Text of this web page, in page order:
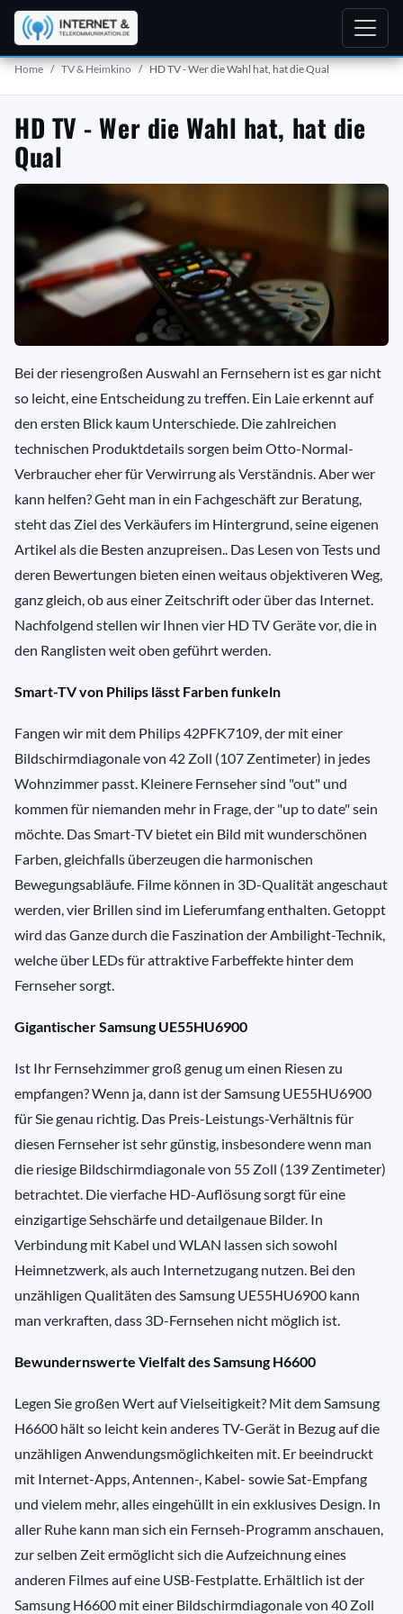
Home TV & Heimkino HD TV - Wer die Wahl hat, hat die Qual
HD TV - Wer die Wahl hat, hat die
Qual
Bei der riesengroßen Auswahl an Fernsehern ist es gar nicht
so leicht, eine Entscheidung zu treffen. Ein Laie erkennt auf
den ersten Blick kaum Unterschiede. Die zahlreichen
technischen Produktdetails sorgen beim Otto-Normal-
Verbraucher eher für Verwirrung als Verständnis. Aber wer
kann helfen? Geht man in ein Fachgeschäft zur Beratung,
steht das Ziel des Verkäufers im Hintergrund, seine eigenen
Artikel als die Besten anzupreisen.. Das Lesen von Tests und
deren Bewertungen bieten einen weitaus objektiveren Weg,
ganz gleich, ob aus einer Zeitschrift oder über das Internet.
Nachfolgend stellen wir Ihnen vier HD TV Geräte vor, die in
den Ranglisten weit oben geführt werden.
Smart-TV von Philips lässt Farben funkeln
Fangen wir mit dem Philips 42PFK7109, der mit einer
Bildschirmdiagonale von 42 Zoll (107 Zentimeter) in jedes
Wohnzimmer passt. Kleinere Fernseher sind "out" und
kommen für niemanden mehr in Frage, der "up to date" sein
möchte. Das Smart-TV bietet ein Bild mit wunderschönen
Farben, gleichfalls überzeugen die harmonischen
Bewegungsabläufe. Filme können in 3D-Qualität angeschaut
werden, vier Brillen sind im Lieferumfang enthalten. Getoppt
wird das Ganze durch die Faszination der Ambilight-Technik,
welche über LEDs für attraktive Farbeffekte hinter dem
Fernseher sorgt.
Gigantischer Samsung UE55HU6900
Ist Ihr Fernsehzimmer groß genug um einen Riesen zu
empfangen? Wenn ja, dann ist der Samsung UE55HU6900
für Sie genau richtig. Das Preis-Leistungs-Verhältnis für
diesen Fernseher ist sehr günstig, insbesondere wenn man
die riesige Bildschirmdiagonale von 55 Zoll (139 Zentimeter)
betrachtet. Die vierfache HD-Auflösung sorgt für eine
einzigartige Sehschärfe und detailgenaue Bilder. In
Verbindung mit Kabel und WLAN lassen sich sowohl
Heimnetzwerk, als auch Internetzugang nutzen. Bei den
unzähligen Qualitäten des Samsung UE55HU6900 kann
man verkraften, dass 3D-Fernsehen nicht möglich ist.
Bewundernswerte Vielfalt des Samsung H6600
Legen Sie großen Wert auf Vielseitigkeit? Mit dem Samsung
H6600 hält so leicht kein anderes TV-Gerät in Bezug auf die
unzähligen Anwendungsmöglichkeiten mit. Er beeindruckt
mit Internet-Apps, Antennen-, Kabel- sowie Sat-Empfang
und vielem mehr, alles eingehüllt in ein exklusives Design. In
aller Ruhe kann man sich ein Fernseh-Programm anschauen,
zur selben Zeit ermöglicht sich die Aufzeichnung eines
anderen Filmes auf eine USB-Festplatte. Erhältlich ist der
Samsung H6600 mit einer Bildschirmdiagonale von 40 Zoll